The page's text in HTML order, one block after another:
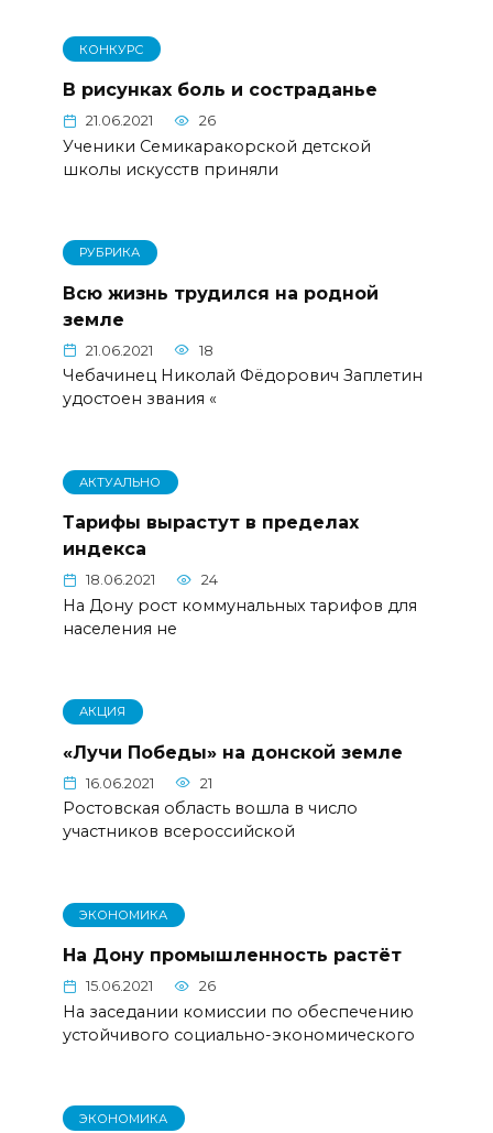
КОНКУРС
В рисунках боль и состраданье
21.06.2021 26
Ученики Семикаракорской детской
школы искусств приняли
РУБРИКА
Всю жизнь трудился на родной
земле
21.06.2021 18
Чебачинец Николай Фёдорович Заплетин
удостоен звания «
АКТУАЛЬНО
Тарифы вырастут в пределах
индекса
18.06.2021 24
На Дону рост коммунальных тарифов для
населения не
АКЦИЯ
«Лучи Победы» на донской земле
16.06.2021 21
Ростовская область вошла в число
участников всероссийской
ЭКОНОМИКА
На Дону промышленность растёт
15.06.2021 26
На заседании комиссии по обеспечению
устойчивого социально-экономического
ЭКОНОМИКА